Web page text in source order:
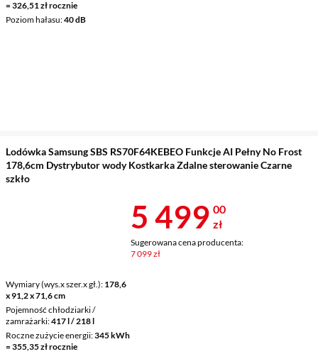
= 326,51 zł rocznie
Poziom hałasu 40 dB
Lodówka Samsung SBS RS70F64KEBEO Funkcje AI Pełny No Frost
178,6cm Dystrybutor wody Kostkarka Zdalne sterowanie Czarne
szkło
Wymiary (wys.x szer.x gł.) 178,6
x 91,2 x 71,6 cm
Pojemność chłodziarki /
zamrażarki 417 l / 218 l
Roczne zużycie energii 345 kWh
= 355,35 zł rocznie
Cena 5 499 zł
5 499 00
zł
Sugerowana cena producenta:
7 099 zł